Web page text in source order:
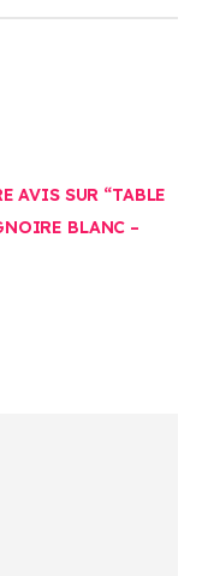
AVIS SUR “TABLE
BLANC –